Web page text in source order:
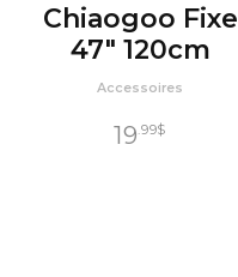
Chiaogoo Fixe
47″ 120cm
Accessoires
19.99$